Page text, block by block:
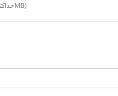
پسوند های مجاز: .jpg, .gif, .jpeg, .png, .pdf, .doc, .docx, .csv, .mp4, .mov, avi, .mp3 (حداکثر حجم پرونده: 128MB)